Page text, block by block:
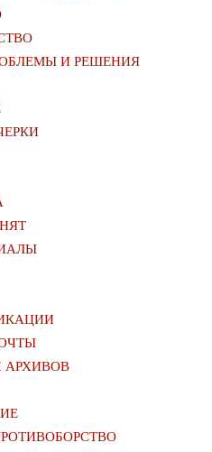
И РЕШЕНИЯ
АРХИВОВ